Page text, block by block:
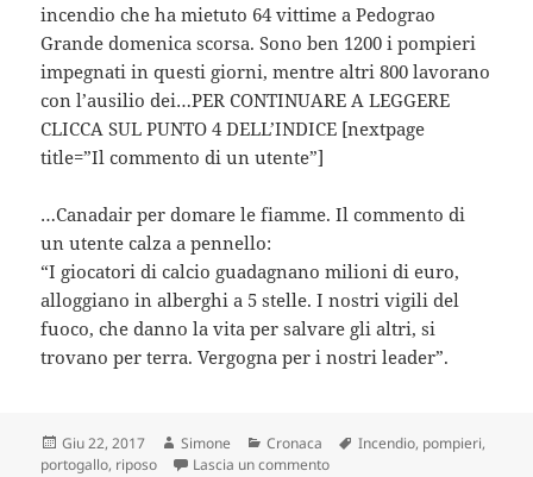
incendio che ha mietuto 64 vittime a Pedograo
Grande domenica scorsa. Sono ben 1200 i pompieri
impegnati in questi giorni, mentre altri 800 lavorano
con l’ausilio dei…PER CONTINUARE A LEGGERE
CLICCA SUL PUNTO 4 DELL’INDICE [nextpage
title=”Il commento di un utente”]
…Canadair per domare le fiamme. Il commento di
un utente calza a pennello:
“I giocatori di calcio guadagnano milioni di euro,
alloggiano in alberghi a 5 stelle. I nostri vigili del
fuoco, che danno la vita per salvare gli altri, si
trovano per terra. Vergogna per i nostri leader”.
Scritto
il
Giu 22, 2017 Autore
Simone Categorie
Cronaca Tag
Incendio, pompieri,
portogallo, riposo Lascia un commentosu “24 ore tra le fiamme,